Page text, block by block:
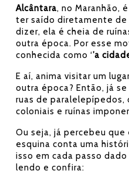
Alcântara, no Maranhão,
ter saído diretamente de
dizer, ela é cheia de
outra época. Por esse
conhecida como ‘’a
E aí, anima visitar um
outra época? Então, já
ruas de paralelepípedos,
coloniais e ruínas
Ou seja, já percebeu que
esquina conta uma
isso em cada passo
lendo e confira: